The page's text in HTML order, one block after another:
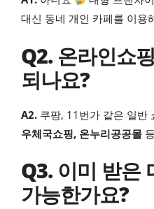
대신 동네 개인 카페를 이용
Q2. 온라인쇼
되나요?
A2. 쿠팡, 11번가 같은 일반
우체국쇼핑, 온누리공공몰
Q3. 이미 받은
가능한가요?